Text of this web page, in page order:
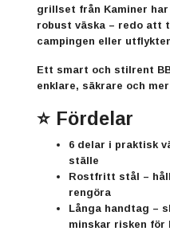
grillset från Kaminer
robust väska – redo att
campingen eller
Ett smart och stilrent
enklare, säkrare och
⭐ Fördelar
6 delar i praktisk
ställe
Rostfritt stål –
rengöra
Långa handtag –
minskar risken för